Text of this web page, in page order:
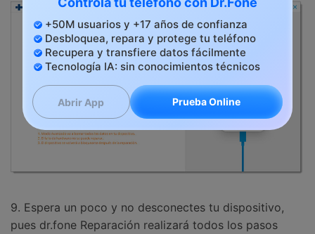
9. Espera un poco y no desconectes tu dispositivo,
pues dr.fone Reparación realizará todos los pasos
+50M usuarios y +17 años de confianza
Desbloquea, repara y protege tu teléfono
Recupera y transfiere datos fácilmente
Tecnología IA: sin conocimientos técnicos
Abrir App Prueba Online